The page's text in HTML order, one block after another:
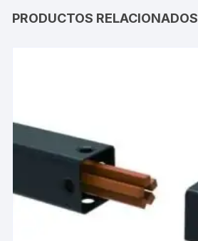
PRODUCTOS RELACIONADOS